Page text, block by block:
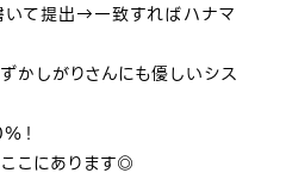
いて提出→一致すればハナマ
かしがりさんにも優しいシス
！
こにあります◎